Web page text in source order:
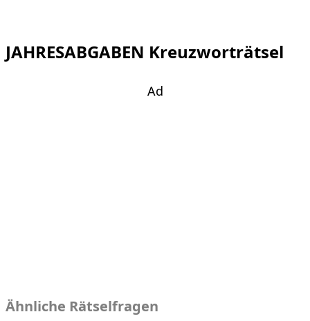
JAHRESABGABEN Kreuzworträtsel
Ad
Ähnliche Rätselfragen